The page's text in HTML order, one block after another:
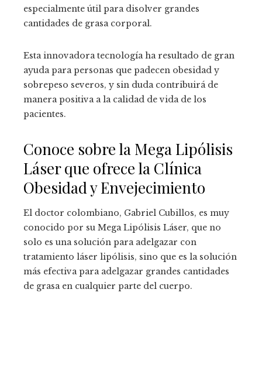
especialmente útil para disolver grandes
cantidades de grasa corporal.
Esta innovadora tecnología ha resultado de gran
ayuda para personas que padecen obesidad y
sobrepeso severos, y sin duda contribuirá de
manera positiva a la calidad de vida de los
pacientes.
Conoce sobre la Mega Lipólisis
Láser que ofrece la Clínica
Obesidad y Envejecimiento
El doctor colombiano, Gabriel Cubillos, es muy
conocido por su Mega Lipólisis Láser, que no
solo es una solución para adelgazar con
tratamiento láser lipólisis, sino que es la solución
más efectiva para adelgazar grandes cantidades
de grasa en cualquier parte del cuerpo.